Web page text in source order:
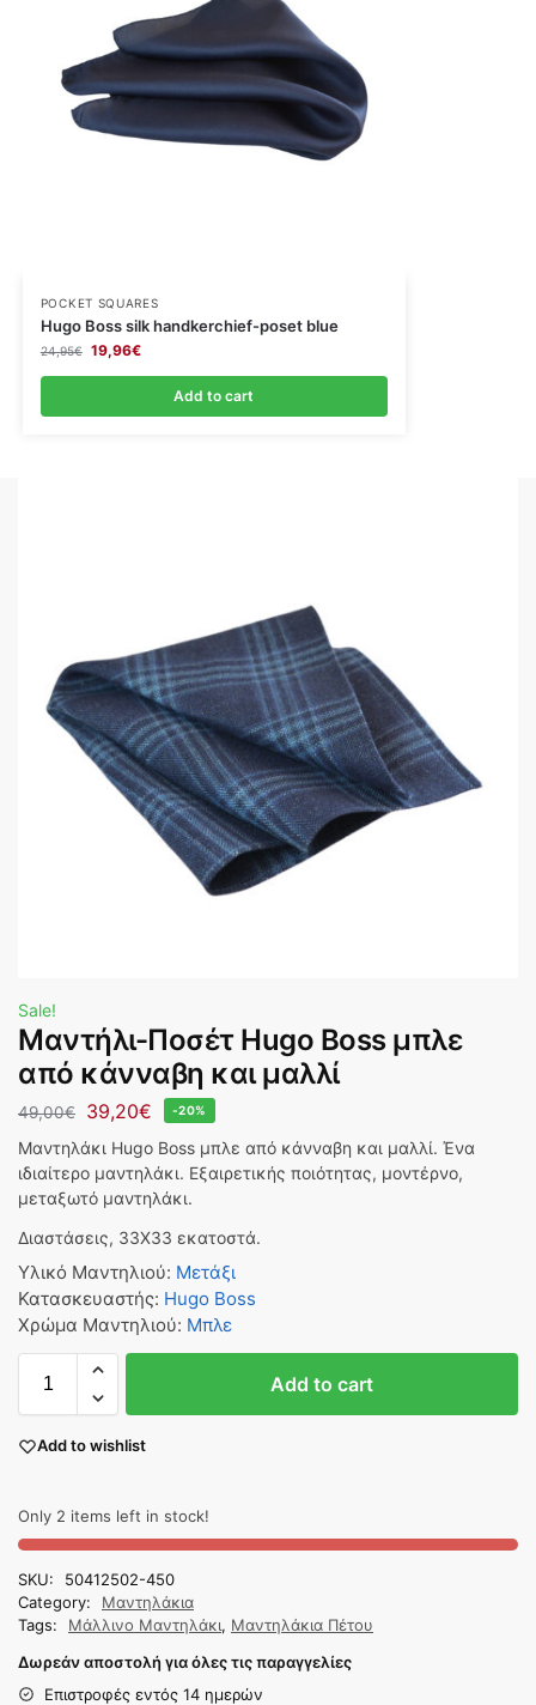
POCKET SQUARES
Hugo Boss silk handkerchief-poset blue
24,95€ 19,96€
Add to cart
Sale!
Μαντήλι-Ποσέτ Hugo Boss μπλε
από κάνναβη και μαλλί
49,00€ 39,20€ -20%
Μαντηλάκι Hugo Boss μπλε από κάνναβη και μαλλί. Ένα
ιδιαίτερο μαντηλάκι. Εξαιρετικής ποιότητας, μοντέρνο,
μεταξωτό μαντηλάκι.
Διαστάσεις, 33Χ33 εκατοστά.
Υλικό Μαντηλιού: Μετάξι
Κατασκευαστής: Hugo Boss
Χρώμα Μαντηλιού: Μπλε
Add to cart
Add to wishlist
Only 2 items left in stock!
SKU:
50412502-450
Category:
Μαντηλάκια
Tags:
Μάλλινο Μαντηλάκι, Μαντηλάκια Πέτου
Δωρεάν αποστολή για όλες τις παραγγελίες
Επιστροφές εντός 14 ημερών